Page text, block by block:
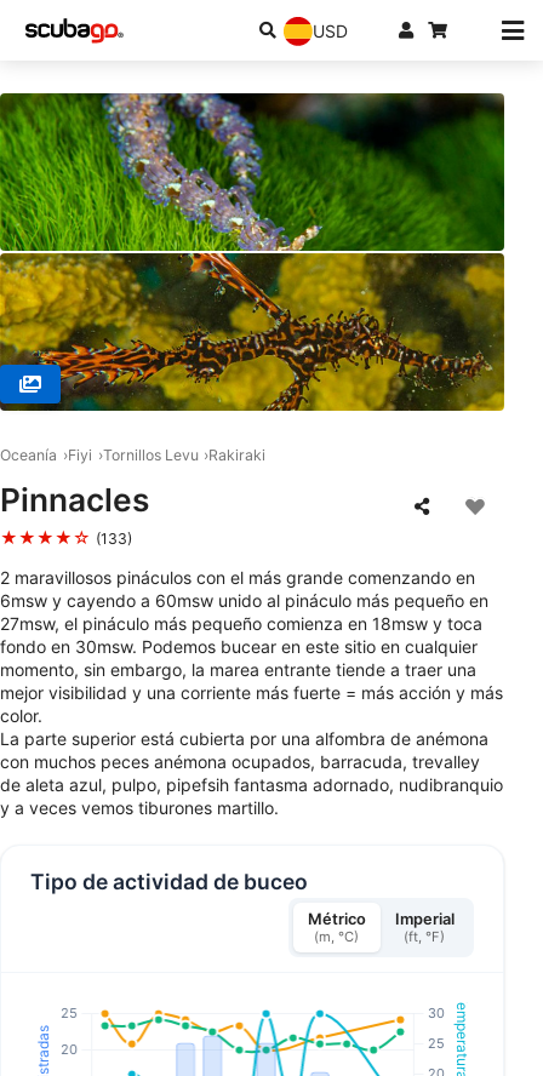
USD
Oceanía Fiyi Tornillos Levu Rakiraki
Pinnacles
★★★★☆ (133)
2 maravillosos pináculos con el más grande comenzando en
6msw y cayendo a 60msw unido al pináculo más pequeño en
27msw, el pináculo más pequeño comienza en 18msw y toca
fondo en 30msw. Podemos bucear en este sitio en cualquier
momento, sin embargo, la marea entrante tiende a traer una
mejor visibilidad y una corriente más fuerte = más acción y más
color.
La parte superior está cubierta por una alfombra de anémona
con muchos peces anémona ocupados, barracuda, trevalley
de aleta azul, pulpo, pipefsih fantasma adornado, nudibranquio
y a veces vemos tiburones martillo.
Tipo de actividad de buceo
Métrico
(m, °C)
Imperial
(ft, °F)